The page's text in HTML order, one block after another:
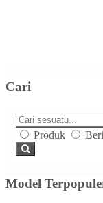
Cari
Produk
Model